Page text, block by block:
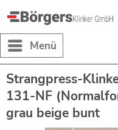
Menü
Strangpress-
131-NF
grau beige bunt